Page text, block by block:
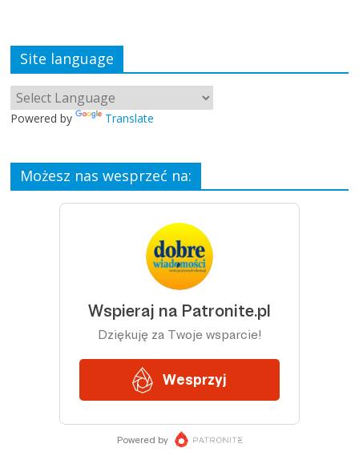
Site language
Powered by Translate
Możesz nas wesprzeć na: